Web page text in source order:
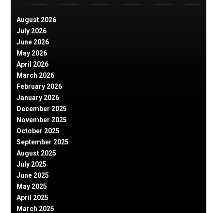
August 2026
July 2026
June 2026
May 2026
April 2026
March 2026
February 2026
January 2026
December 2025
November 2025
October 2025
September 2025
August 2025
July 2025
June 2025
May 2025
April 2025
March 2025